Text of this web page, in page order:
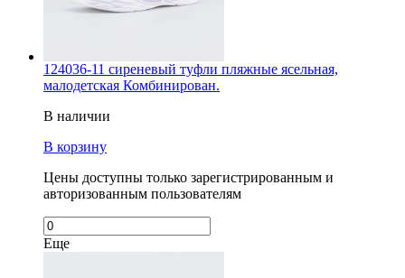
124036-11 сиреневый туфли пляжные ясельная,
малодетская Комбинирован.
В наличии
В корзину
Цены доступны только зарегистрированным и
авторизованным пользователям
Еще